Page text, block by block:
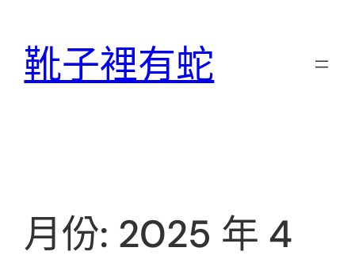
靴子裡有蛇
月份: 2025 年 4